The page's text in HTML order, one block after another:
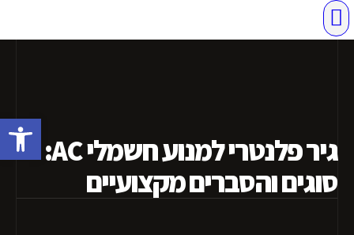
פתח
גיר פלנטרי למנוע חשמלי AC:
סוגים והסברים מקצועיים